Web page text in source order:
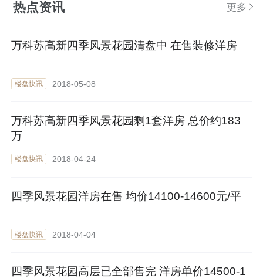
热点资讯 更多
万科苏高新四季风景花园清盘中 在售装修洋房
楼盘快讯 2018-05-08
万科苏高新四季风景花园剩1套洋房 总价约183
万
楼盘快讯 2018-04-24
四季风景花园洋房在售 均价14100-14600元/平
楼盘快讯 2018-04-04
四季风景花园高层已全部售完 洋房单价14500-1